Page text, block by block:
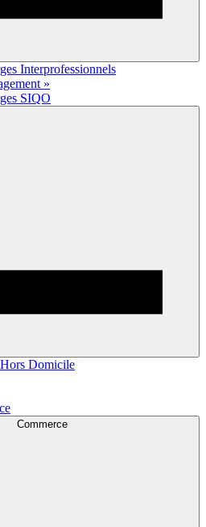
Interprofessionnels
»
SIQO
Domicile
Commerce